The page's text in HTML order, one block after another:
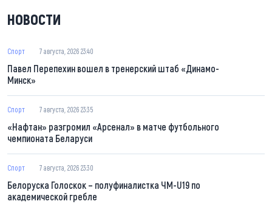
НОВОСТИ
Спорт 7 августа, 2026 23:40
Павел Перепехин вошел в тренерский штаб «Динамо-
Минск»
Спорт 7 августа, 2026 23:35
«Нафтан» разгромил «Арсенал» в матче футбольного
чемпионата Беларуси
Спорт 7 августа, 2026 23:30
Белоруска Голоскок – полуфиналистка ЧМ-U19 по
академической гребле